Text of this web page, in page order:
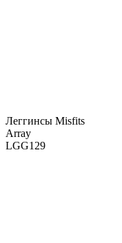
Леггинсы Misfits
Array
LGG129